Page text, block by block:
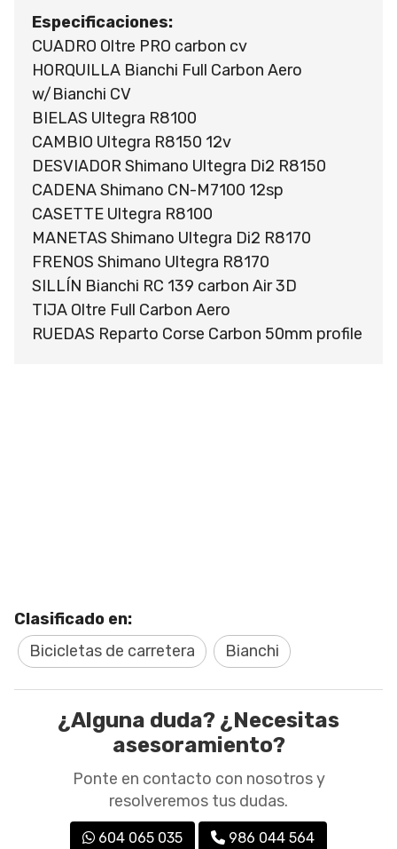
Especificaciones:
CUADRO Oltre PRO carbon cv
HORQUILLA Bianchi Full Carbon Aero
w/Bianchi CV
BIELAS Ultegra R8100
CAMBIO Ultegra R8150 12v
DESVIADOR Shimano Ultegra Di2 R8150
CADENA Shimano CN-M7100 12sp
CASETTE Ultegra R8100
MANETAS Shimano Ultegra Di2 R8170
FRENOS Shimano Ultegra R8170
SILLÍN Bianchi RC 139 carbon Air 3D
TIJA Oltre Full Carbon Aero
RUEDAS Reparto Corse Carbon 50mm profile
Clasificado en:
Bicicletas de carretera
Bianchi
¿Alguna duda? ¿Necesitas
asesoramiento?
Ponte en contacto con nosotros y
resolveremos tus dudas.
604 065 035 986 044 564